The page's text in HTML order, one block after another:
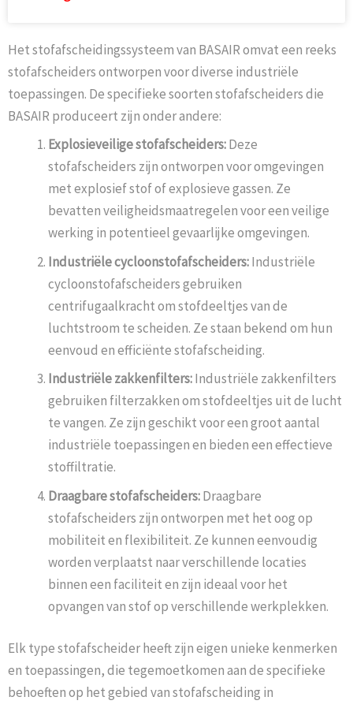
Het stofafscheidingssysteem van BASAIR omvat een reeks
stofafscheiders ontworpen voor diverse industriële
toepassingen. De specifieke soorten stofafscheiders die
BASAIR produceert zijn onder andere:
Explosieveilige stofafscheiders:Deze
stofafscheiders zijn ontworpen voor omgevingen
met explosief stof of explosieve gassen. Ze
bevatten veiligheidsmaatregelen voor een veilige
werking in potentieel gevaarlijke omgevingen.
Industriële cycloonstofafscheiders:Industriële
cycloonstofafscheiders gebruiken
centrifugaalkracht om stofdeeltjes van de
luchtstroom te scheiden. Ze staan bekend om hun
eenvoud en efficiënte stofafscheiding.
Industriële zakkenfilters:Industriële zakkenfilters
gebruiken filterzakken om stofdeeltjes uit de lucht
te vangen. Ze zijn geschikt voor een groot aantal
industriële toepassingen en bieden een effectieve
stoffiltratie.
Draagbare stofafscheiders:Draagbare
stofafscheiders zijn ontworpen met het oog op
mobiliteit en flexibiliteit. Ze kunnen eenvoudig
worden verplaatst naar verschillende locaties
binnen een faciliteit en zijn ideaal voor het
opvangen van stof op verschillende werkplekken.
Elk type stofafscheider heeft zijn eigen unieke kenmerken
en toepassingen, die tegemoetkomen aan de specifieke
behoeften op het gebied van stofafscheiding in